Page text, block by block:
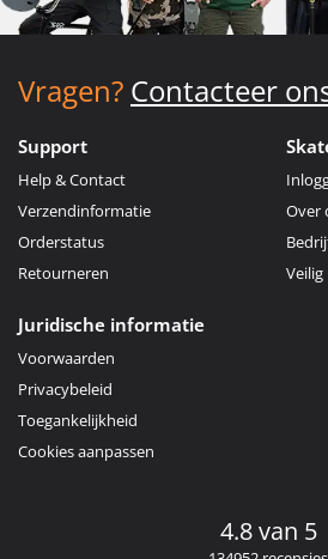
Vragen? Contacteer
Support
Help & Contact
Verzendinformatie
Orderstatus
Retourneren
Over
Juridische informatie
Voorwaarden
Privacybeleid
Toegankelijkheid
Cookies aanpassen
4.8 van 5